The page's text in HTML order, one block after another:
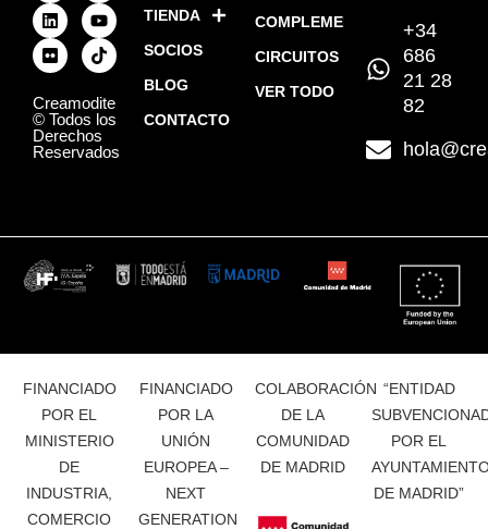
Creamodite
© Todos los
Derechos
Reservados
TIENDA
SOCIOS
BLOG
CONTACTO
COMPLEMENTOS
CIRCUITOS
VER TODO
+34
686
21 28
82
FINANCIADO
POR EL
MINISTERIO
DE
INDUSTRIA,
COMERCIO
FINANCIADO
POR LA
UNIÓN
EUROPEA –
NEXT
GENERATION
COLABORACIÓN
DE LA
COMUNIDAD
DE MADRID
“ENTIDAD
POR EL
DE MADRID”